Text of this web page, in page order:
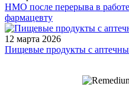
НМО после перерыва в
фармацевту
12 марта 2026
Пищевые продукты с